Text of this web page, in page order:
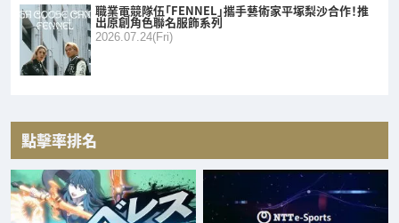
職業電競隊伍「FENNEL」攜手藝術家平塚梨沙合作！推
出原創角色聯名服飾系列
2026.07.24(Fri)
點擊率排名